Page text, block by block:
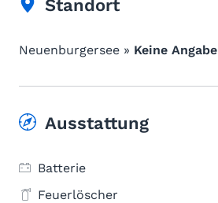
Standort
Neuenburgersee » Keine Angabe
Ausstattung
Batterie
Feuerlöscher